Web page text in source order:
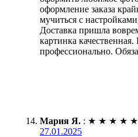
оформление заказа
мучиться с
Доставка пришла
картинка
профессионально.
Мария Я. : ★ ★ ★ ★ ★
27.01.2025